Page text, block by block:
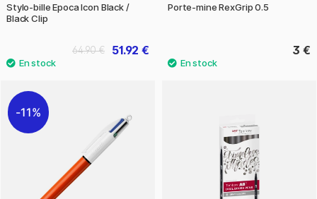
Stylo-bille Epoca Icon Black /
Black Clip
51.92 €
64.90 €
Porte-mine RexGrip 0.5
3 €
11%